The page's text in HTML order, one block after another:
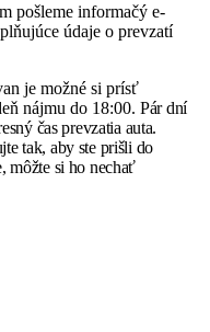
pošleme informačý e-
údaje o prevzatí
je možné si prísť
nájmu do 18:00. Pár dní
čas prevzatia auta.
tak, aby ste prišli do
môžte si ho nechať